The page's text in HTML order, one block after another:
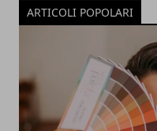
ARTICOLI POPOLARI